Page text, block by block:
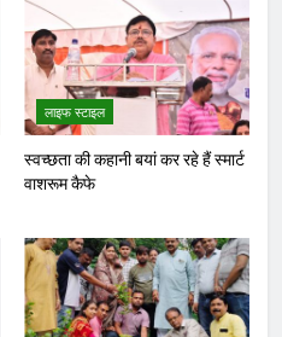
लाइफ स्टाइल
स्वच्छता की कहानी बयां कर रहे हैं स्मार्ट
वाशरूम कैफे